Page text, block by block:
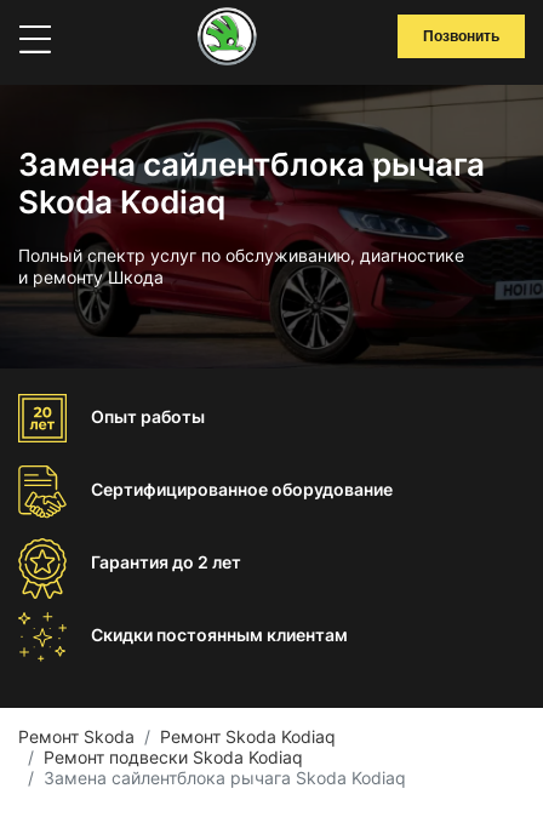
Позвонить
Замена сайлентблока рычага
Skoda Kodiaq
Полный спектр услуг по обслуживанию, диагностике
и ремонту Шкода
Опыт работы
Сертифицированноеоборудование
Гарантиядо 2 лет
Скидки постоянным клиентам
Ремонт Skoda
Ремонт Skoda Kodiaq
Ремонт подвески Skoda Kodiaq
Замена сайлентблока рычага Skoda Kodiaq